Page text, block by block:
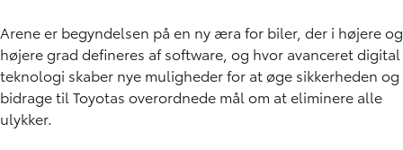
Arene er begyndelsen på en ny æra for biler, der i højere og
højere grad defineres af software, og hvor avanceret digital
teknologi skaber nye muligheder for at øge sikkerheden og
bidrage til Toyotas overordnede mål om at eliminere alle
ulykker.